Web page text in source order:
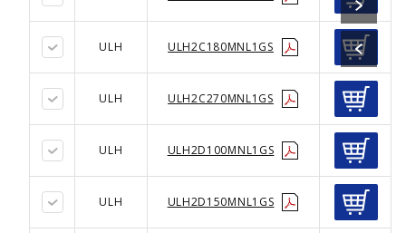
ULH ULH2C180MNL1GS
ULH ULH2C270MNL1GS
ULH ULH2D100MNL1GS
ULH ULH2D150MNL1GS